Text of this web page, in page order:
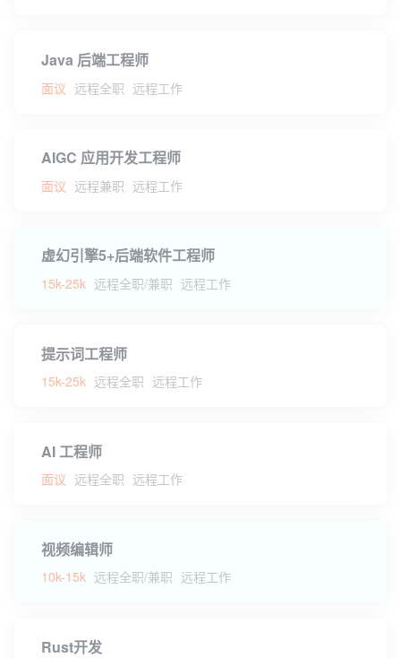
Java 后端工程师
面议 远程全职 远程工作
AIGC 应用开发工程师
面议 远程兼职 远程工作
虚幻引擎5+后端软件工程师
15k-25k 远程全职/兼职 远程工作
提示词工程师
15k-25k 远程全职 远程工作
AI 工程师
面议 远程全职 远程工作
视频编辑师
10k-15k 远程全职/兼职 远程工作
Rust开发